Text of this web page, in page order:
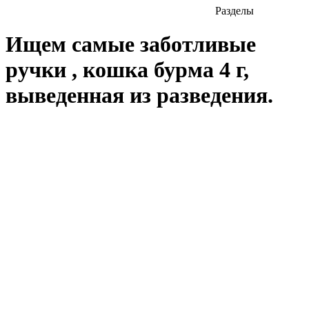
Разделы
Ищем самые заботливые
ручки , кошка бурма 4 г,
выведенная из разведения.